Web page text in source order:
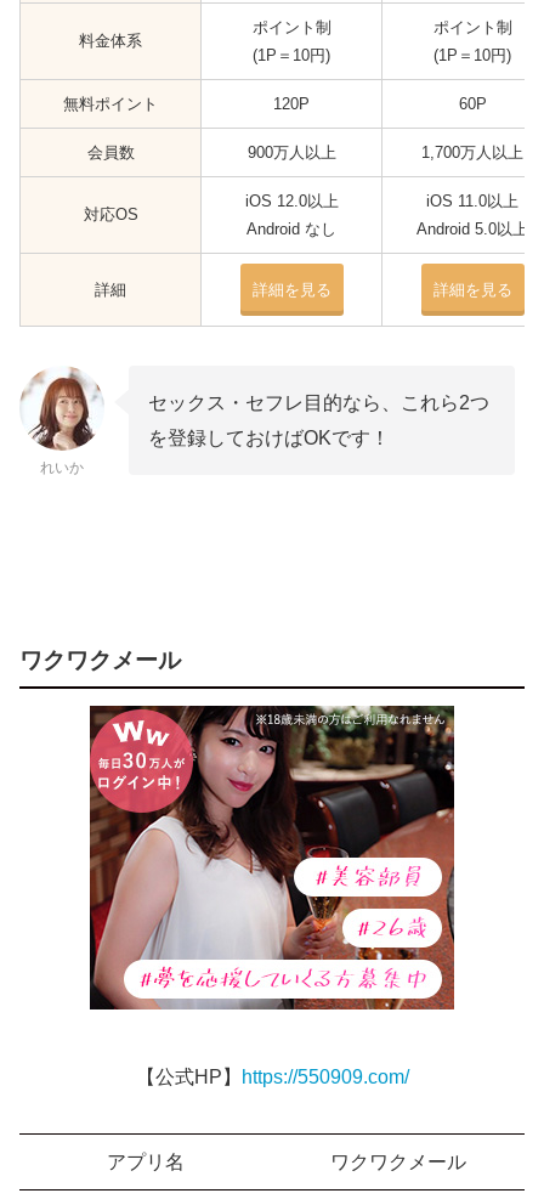
料金体系
ポイント制
(1P＝10円)
ポイント制
(1P＝10円)
無料ポイント 120P 60P
会員数 900万人以上 1,700万人以上
対応OS
iOS 12.0以上
Android なし
iOS 11.0以上
Android 5.0以上
詳細 詳細を見る 詳細を見る
れいか
セックス・セフレ目的なら、これら2つ
を登録しておけばOKです！
ワクワクメール
【公式HP】 https://550909.com/
アプリ名 ワクワクメール